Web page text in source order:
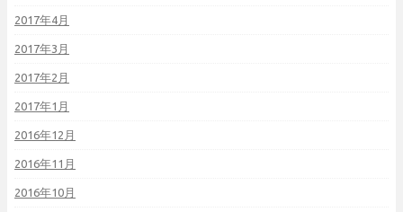
2017年4月
2017年3月
2017年2月
2017年1月
2016年12月
2016年11月
2016年10月